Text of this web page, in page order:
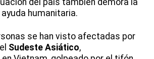
del país también demora la
humanitaria.
se han visto afectadas por
Sudeste Asiático,